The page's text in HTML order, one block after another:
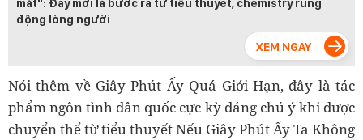
mắt": Đây mới là bước ra từ tiểu thuyết, chemistry rung
động lòng người
Nói thêm về Giây Phút Ấy Quá Giới Hạn, đây là tác
phẩm ngôn tình dân quốc cực kỳ đáng chú ý khi được
chuyển thể từ tiểu thuyết Nếu Giây Phút Ấy Ta Không